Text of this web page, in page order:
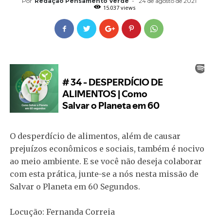
15.037 views
O desperdício de alimentos, além de causar
prejuízos econômicos e sociais, também é nocivo
ao meio ambiente. E se você não deseja colaborar
com esta prática, junte-se a nós nesta missão de
Salvar o Planeta em 60 Segundos.
Locução: Fernanda Correia